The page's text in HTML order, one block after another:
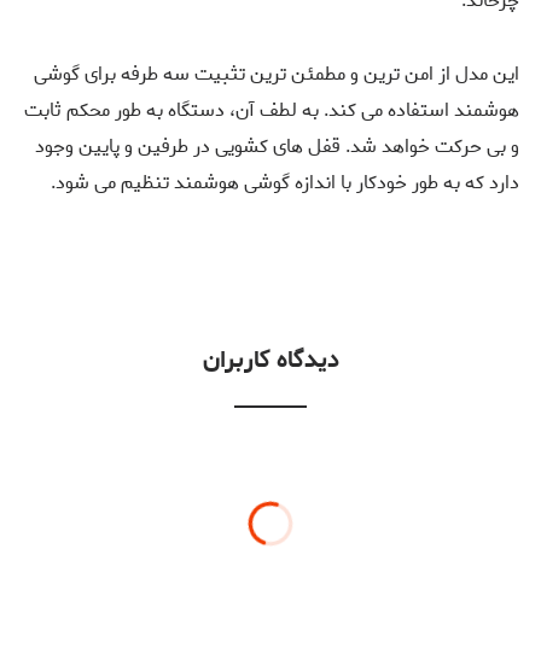
این مدل از امن ترین و مطمئن ترین تثبیت سه طرفه برای گوشی
هوشمند استفاده می کند. به لطف آن، دستگاه به طور محکم ثابت
و بی حرکت خواهد شد. قفل های کشویی در طرفین و پایین وجود
دارد که به طور خودکار با اندازه گوشی هوشمند تنظیم می شود.
دیدگاه کاربران